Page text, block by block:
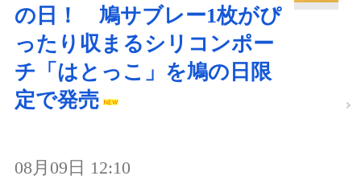
の日！ 鳩サブレー1枚がぴ
ったり収まるシリコンポー
チ「はとっこ」を鳩の日限
定で発売
08月09日 12:10